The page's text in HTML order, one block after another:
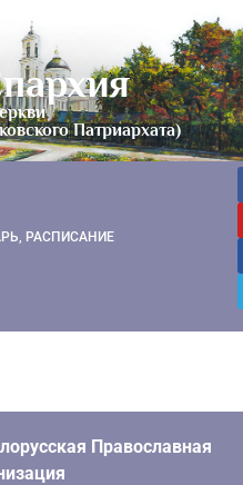
Патриархата)
РАСПИСАНИЕ
Православная